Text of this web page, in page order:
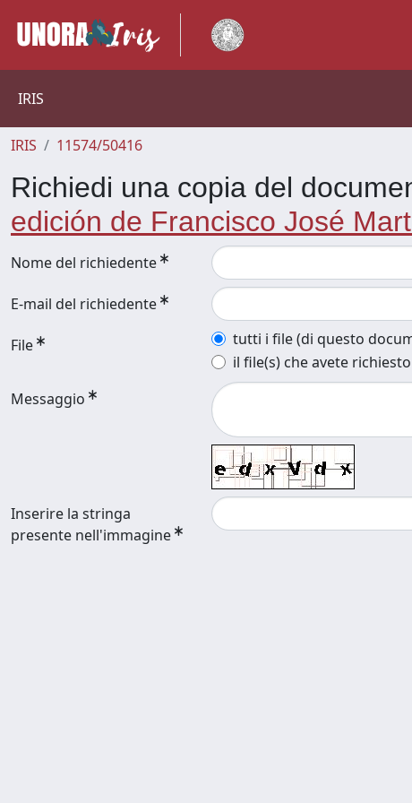
IRIS
IRIS 11574/50416
Richiedi una copia del
edición de Francisco José
Nome del richiedente
E-mail del richiedente
File
tutti i file (di questo
il file(s) che avete richiesto
Messaggio
Inserire la stringa
presente nell'immagine